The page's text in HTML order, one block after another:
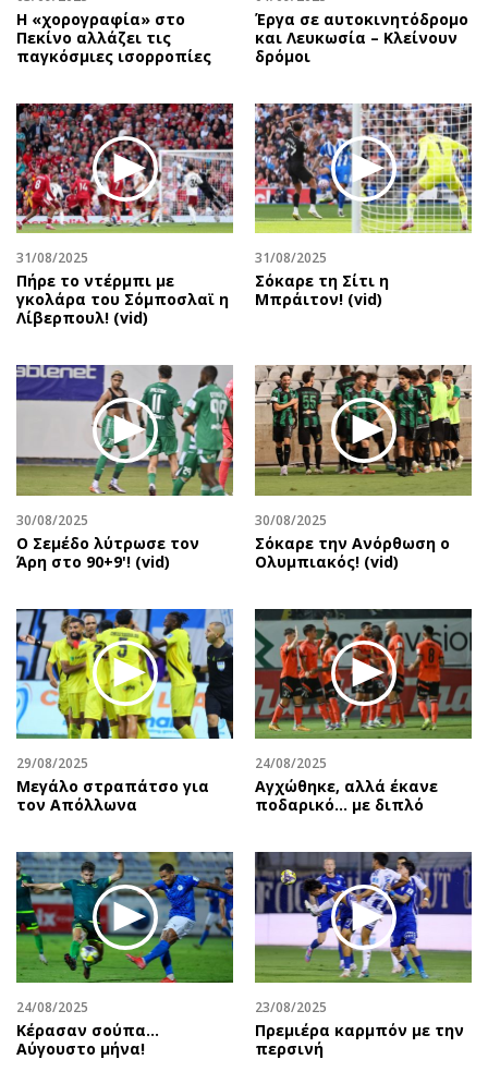
Η «χορογραφία» στο
Πεκίνο αλλάζει τις
παγκόσμιες ισορροπίες
Έργα σε αυτοκινητόδρομο
και Λευκωσία – Κλείνουν
δρόμοι
31/08/2025
Πήρε το ντέρμπι με
γκολάρα του Σόμποσλαϊ η
Λίβερπουλ! (vid)
31/08/2025
Σόκαρε τη Σίτι η
Μπράιτον! (vid)
30/08/2025
Ο Σεμέδο λύτρωσε τον
Άρη στο 90+9'! (vid)
30/08/2025
Σόκαρε την Ανόρθωση ο
Ολυμπιακός! (vid)
29/08/2025
Μεγάλο στραπάτσο για
τον Απόλλωνα
24/08/2025
Αγχώθηκε, αλλά έκανε
ποδαρικό… με διπλό
24/08/2025
Κέρασαν σούπα…
Αύγουστο μήνα!
23/08/2025
Πρεμιέρα καρμπόν με την
περσινή